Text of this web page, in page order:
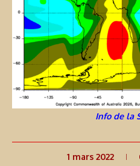
Info de la
1 mars 2022